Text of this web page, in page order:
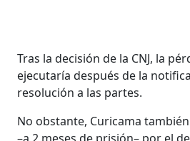
Tras la decisión de la CNJ, la
ejecutaría después de la
resolución a las partes.
No obstante, Curicama